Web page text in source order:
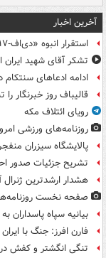
آخرین اخبار
استقرار انبوه «دی‌اف‑۱۷» و پایان عصر پدافند آمریکا +عکس
تشکر آقای شهید ایران
ادامه ادعاهای سنتکام
قالیباف روز خبرنگار
رویای ائتلاف مکه
روزنامه‌های ورزشی امروز ‌شنبه ۱۷
پالایشگاه سیزران
تشریح جزئیات صدور
هشدار ارشدترین ژنرال
صفحه نخست روزنامه‌های شنبه
بیانیه سپاه پاسداران
فارن افرز: جنگ با
تنگی انگشتر و کفش